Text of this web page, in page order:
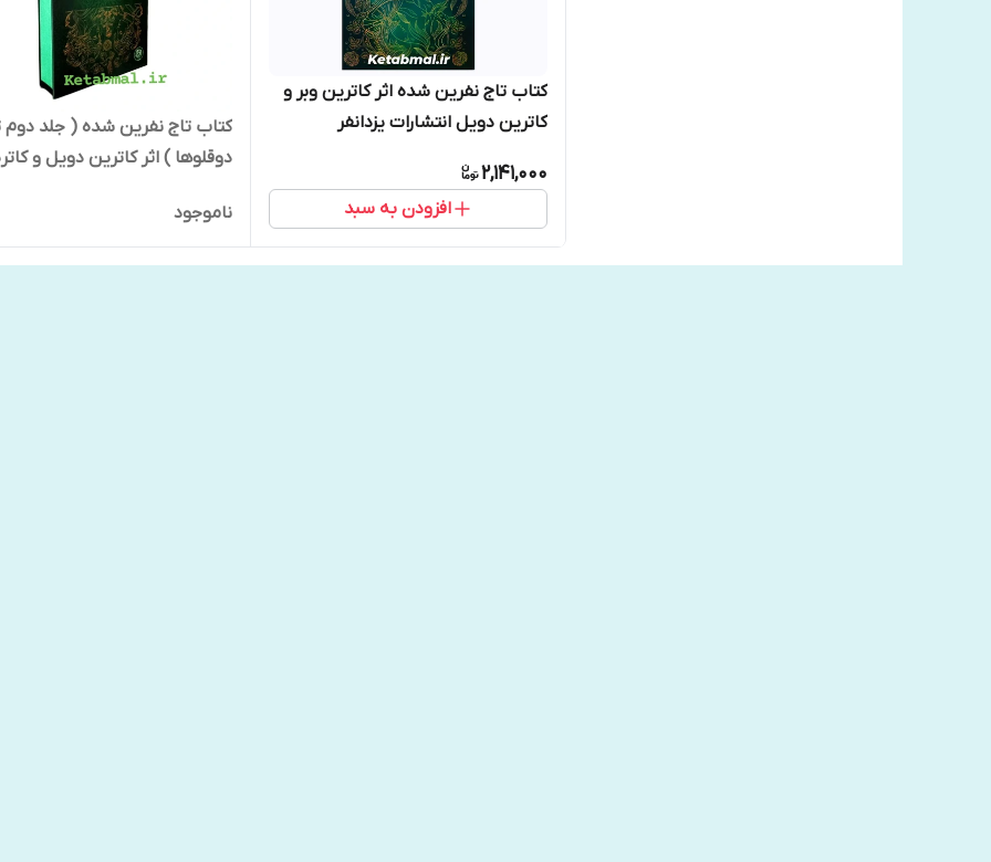
کتاب تاج نفرین شده اثر کاترین وبر و
کاترین دویل انتشارات یزدانفر
2,141,000
افزودن به سبد
کتاب تاج نفرین شده ( جلد دوم
دوقلوها ) اثر کاترین دویل و
ناموجود